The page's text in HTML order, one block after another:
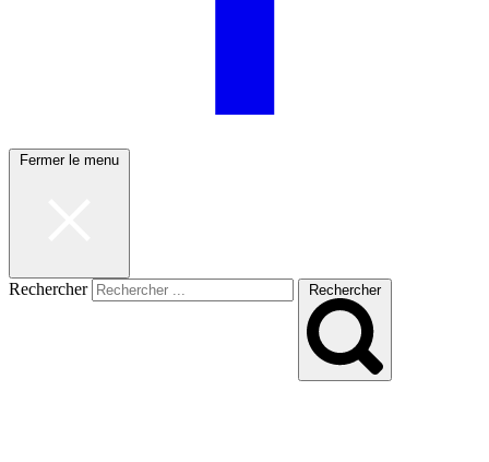
Fermer le menu
Rechercher Rechercher